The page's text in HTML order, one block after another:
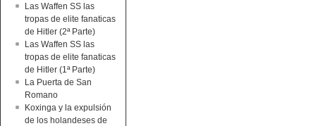
Las Waffen SS las
tropas de elite fanaticas
de Hitler (2ª Parte)
Las Waffen SS las
tropas de elite fanaticas
de Hitler (1ª Parte)
La Puerta de San
Romano
Koxinga y la expulsión
de los holandeses de